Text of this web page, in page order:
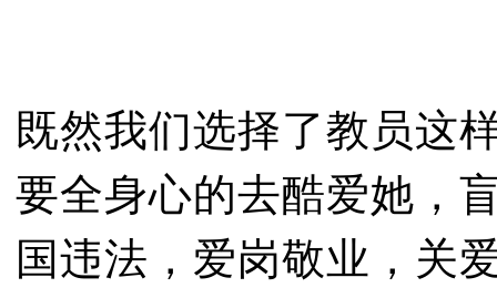
既然我们选择了教员这
要全身心的去酷爱她，
国违法，爱岗敬业，关